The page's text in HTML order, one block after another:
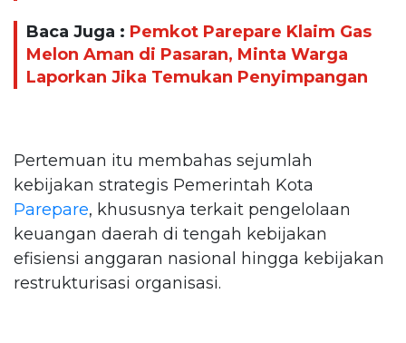
Baca Juga : Pemkot Parepare Klaim Gas
Melon Aman di Pasaran, Minta Warga
Laporkan Jika Temukan Penyimpangan
Pertemuan itu membahas sejumlah
kebijakan strategis Pemerintah Kota
Parepare, khususnya terkait pengelolaan
keuangan daerah di tengah kebijakan
efisiensi anggaran nasional hingga kebijakan
restrukturisasi organisasi.